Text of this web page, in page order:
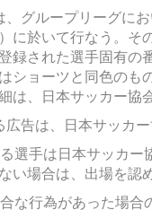
グループリーグに
に於いて行なう。
録された選手固有
ショーツと同色の
は、日本サッカー協
告は、日本サッカ
選手は日本サッカ
い場合は、出場を認め
な行為があった場合